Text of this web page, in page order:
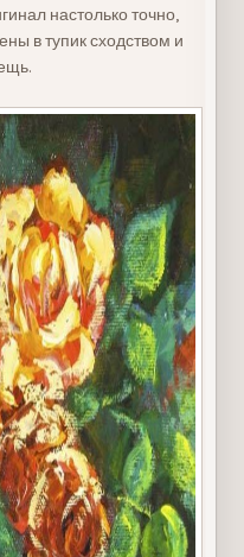
настолько точно,
в тупик сходством и